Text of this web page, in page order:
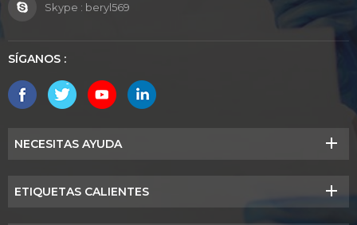
Skype : beryl569
SÍGANOS :
NECESITAS AYUDA
ETIQUETAS CALIENTES